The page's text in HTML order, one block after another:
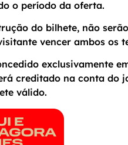
o período da oferta.
do bilhete, não
vencer ambos os
exclusivamente
creditado na conta
válido.